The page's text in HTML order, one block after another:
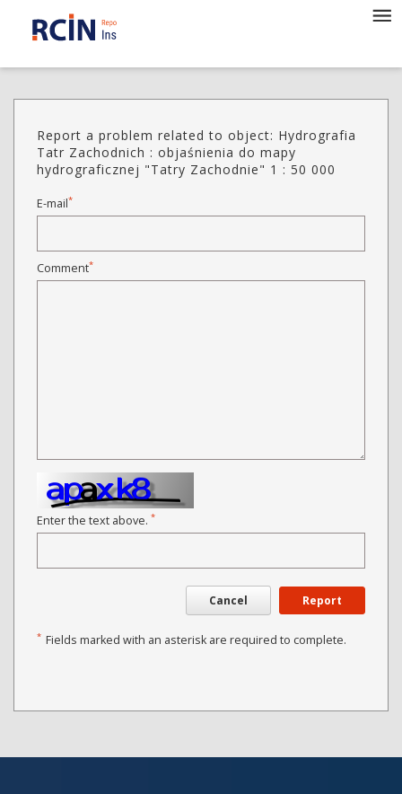
Report a problem related to object: Hydrografia
Tatr Zachodnich : objaśnienia do mapy
hydrograficznej "Tatry Zachodnie" 1 : 50 000
E-mail*
Comment*
Enter the text above. *
Cancel Report
* Fields marked with an asterisk are required to complete.